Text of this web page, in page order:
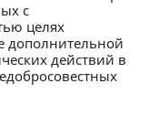
с
целях
дополнительной
действий в